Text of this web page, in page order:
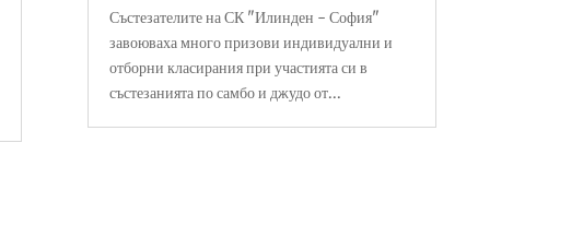
Състезателите на СК "Илинден - София"
завоюваха много призови индивидуални и
отборни класирания при участията си в
състезанията по самбо и джудо от...